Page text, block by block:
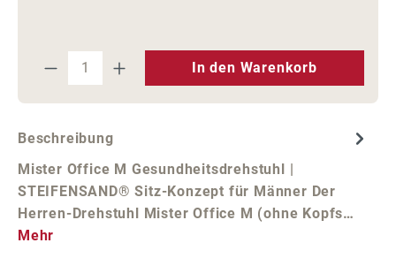
Produkt Anzahl: Gib den
In den Warenkorb
Beschreibung
Mister Office M Gesundheitsdrehstuhl |
STEIFENSAND® Sitz-Konzept für Männer Der
Herren-Drehstuhl Mister Office M (ohne Kopfs…
Mehr